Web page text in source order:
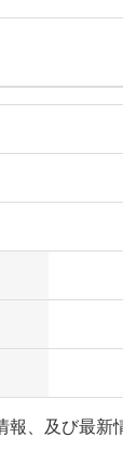
報、及び最